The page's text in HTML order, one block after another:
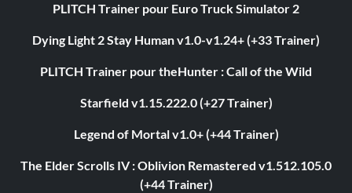
PLITCH Trainer pour Euro Truck Simulator 2
Dying Light 2 Stay Human v1.0-v1.24+ (+33 Trainer)
PLITCH Trainer pour theHunter : Call of the Wild
Starfield v1.15.222.0 (+27 Trainer)
Legend of Mortal v1.0+ (+44 Trainer)
The Elder Scrolls IV : Oblivion Remastered v1.512.105.0
(+44 Trainer)